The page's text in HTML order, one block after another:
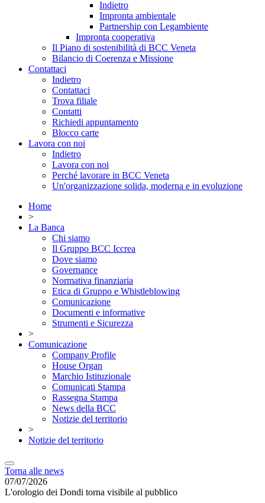
Indietro
Impronta ambientale
Partnership con Legambiente
Impronta cooperativa
Il Piano di sostenibilità di BCC Veneta
Bilancio di Coerenza e Missione
Contattaci
Indietro
Contattaci
Trova filiale
Contatti
Richiedi appuntamento
Blocco carte
Lavora con noi
Indietro
Lavora con noi
Perché lavorare in BCC Veneta
Un'organizzazione solida, moderna e in evoluzione
Home
>
La Banca
Chi siamo
Il Gruppo BCC Iccrea
Dove siamo
Governance
Normativa finanziaria
Etica di Gruppo e Whistleblowing
Comunicazione
Documenti e informative
Strumenti e Sicurezza
>
Comunicazione
Company Profile
House Organ
Marchio Istituzionale
Comunicati Stampa
Rassegna Stampa
News della BCC
Notizie del territorio
>
Notizie del territorio
Torna alle news
07/07/2026
L'orologio dei Dondi torna visibile al pubblico